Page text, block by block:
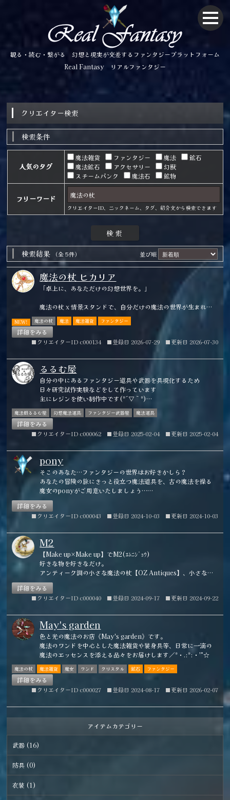
観る・読む・繋がる 幻想と現実が交差するファンタジープラットフォーム
Real Fantasy リアルファンタジー
クリエイター検索
検索条件
人気のタグ
魔法雑貨 ファンタジー 魔法
鉱石
魔法鉱石
アクセサリー
幻獣
スチームパンク
魔法石 鉱物
フリーワード
クリエイターID、ニックネーム、タグ、紹介文から検索できます
検索結果 （全 5件） 並び順
魔法の杖 ヒカリア
「卓上に、あなただけの幻想世界を。」
魔法の杖 x 情景スタンドで、自分だけの魔法の世界が生まれる
作品を制作しています。
日常がちょっぴり楽しくなるようなワクワクをお届けします。
主に以下の作品を扱っています。
◆魔法の杖（16.5cm、19cm、28cm、他）
各属性の魔法の杖。
ドールに持たせても雰囲気が出ます。
◆魔法の杖用ファンタジー情景スタンド
魔法の杖を置いて飾れるスタンド。
お店のディスプレイ用にも。
NEW! 魔法の杖 魔法 魔法雑貨 ファンタジー
詳細をみる
■クリエイターID c000134■登録日 2026-07-29 ■更新日 2026-07-30
るるむ屋
自分の中にあるファンタジー道具や武器を具現化するため
日々研究試作実験などをして作っています
主にレジンを使い制作中です(*´▽｀*)
魔法の杖をメインに作っています
私のファンタジー世界を見ていただけたら嬉しいです！
魔法戯るるむ屋 幻想魔法道具 ファンタジー武器屋 魔法道具
詳細をみる
■クリエイターID c000062■登録日 2025-02-04 ■更新日 2025-02-04
pony
そこのあなた…ファンタジーの世界はお好きかしら？
あなたの冒険の旅にきっと役立つ魔法道具を、古の魔法を操る
魔女のponyがご用意いたしましょう…
あなたの冒険の旅に必要なものは何かしら？
強力な魔導書？それとも魔法の杖？魔物を払うお守り？
さぁ魔女のponyの館へいらっしゃい…きっとあなたの求める魔
詳細をみる
■クリエイターID c000043 ■登録日 2024-10-03 ■更新日 2024-10-03
M2
【Make up×Make up】でM2(ｴﾑﾆｼﾞｮｳ)
好きな物を好きなだけ。
アンティーク調の小さな魔法の杖【OZ Antiques】、小さな瓶
詰め【OZ Materias】をシリーズ展開中。
お守りのように身につけたり、小さなパートナーとの絆とし
て。
詳細をみる
■クリエイターID c000040■登録日 2024-09-17 ■更新日 2024-09-22
May's garden
色と光の魔法のお店《May's garden》です。
魔法のワンドを中心とした魔法雑貨や装身具等、日常に一滴の
魔法のエッセンスを添える品々をお届けします／*・.:*:・'°☆
魔法の杖 魔法雑貨 魔女 ワンド クリスタル 鉱石 ファンタジー
詳細をみる
■クリエイターID c000027■登録日 2024-08-17 ■更新日 2026-02-07
アイテムカテゴリー
武器 (16)
防具 (0)
衣装 (1)